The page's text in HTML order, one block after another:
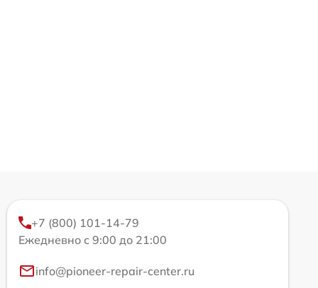
+7 (800) 101-14-79
Ежедневно с 9:00 до 21:00
info@pioneer-repair-center.ru